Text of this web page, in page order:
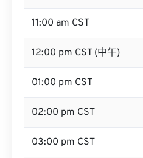
11:00 am CST
12:00 pm CST (中午)
01:00 pm CST
02:00 pm CST
03:00 pm CST